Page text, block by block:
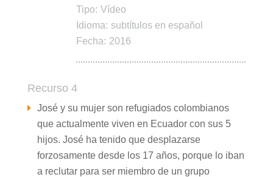
Tipo: Vídeo
Idioma: subtítulos en español
Fecha: 2016
Recurso 4
José y su mujer son refugiados colombianos
que actualmente viven en Ecuador con sus 5
hijos. José ha tenido que desplazarse
forzosamente desde los 17 años, porque lo iban
a reclutar para ser miembro de un grupo